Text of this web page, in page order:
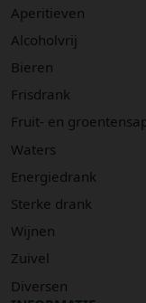
Aperitieven
Alcoholvrij
Bieren
Frisdrank
Fruit- en
Waters
Energiedrank
Sterke drank
Wijnen
Zuivel
Diversen